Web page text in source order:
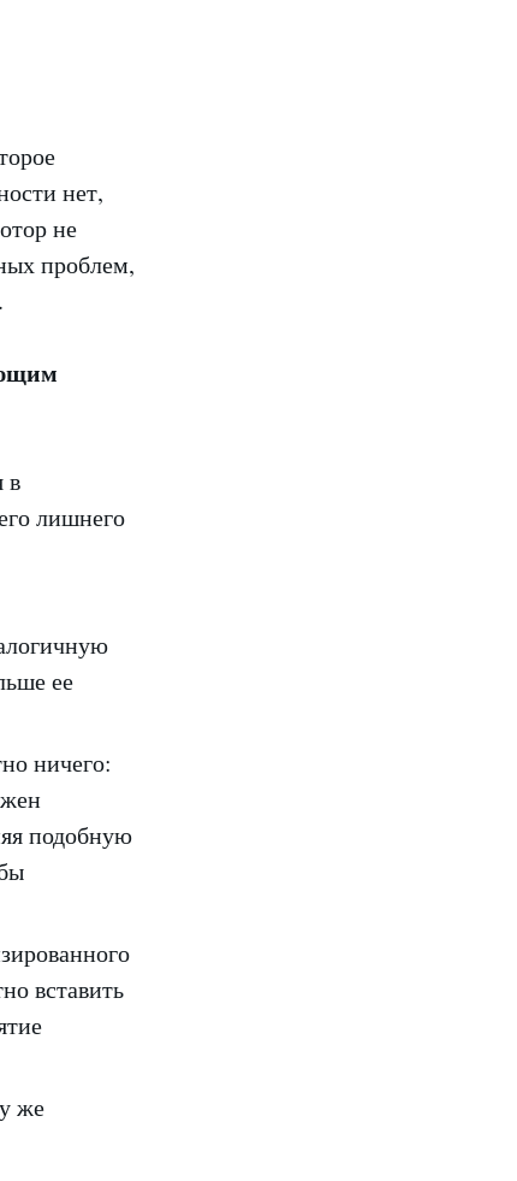
нет,
не
проблем,
в
лишнего
ее
ничего:
подобную
вставить
же